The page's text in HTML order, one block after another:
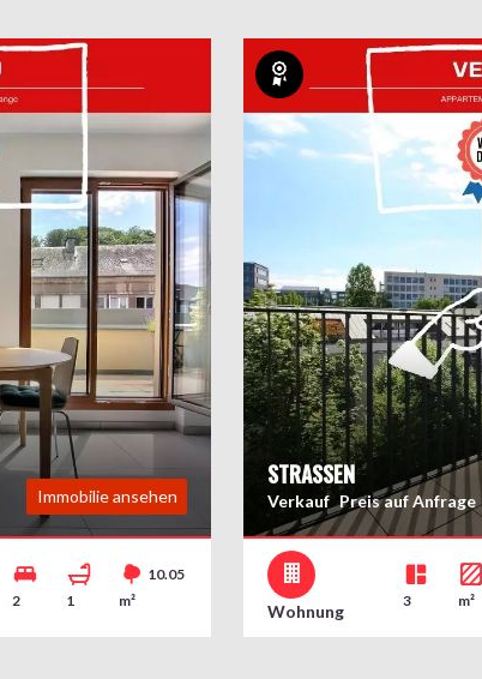
Immobilie ansehen
2 1
10.05
m²
Exklusiv
STRASSEN
Verkauf Preis auf Anfrage
Wohnung
3
m²